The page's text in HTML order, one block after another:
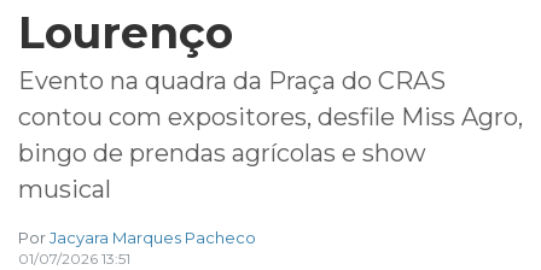
Lourenço
Evento na quadra da Praça do CRAS
contou com expositores, desfile Miss Agro,
bingo de prendas agrícolas e show
musical
PorJacyara Marques Pacheco
01/07/2026 13:51